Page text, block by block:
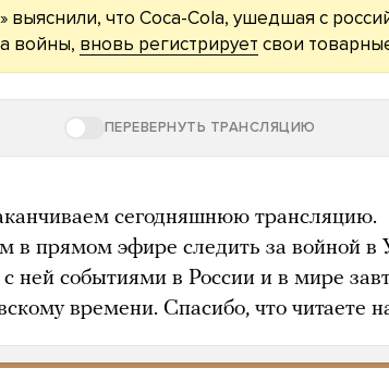
выяснили, что Coca-Cola, ушедшая с
войны, вновь регистрирует свои
ПЕРЕВЕРНУТЬ ТРАНСЛЯЦИЮ
сегодняшнюю трансляцию.
прямом эфире следить за войной в
ней событиями в России и в мире
времени. Спасибо, что читаете